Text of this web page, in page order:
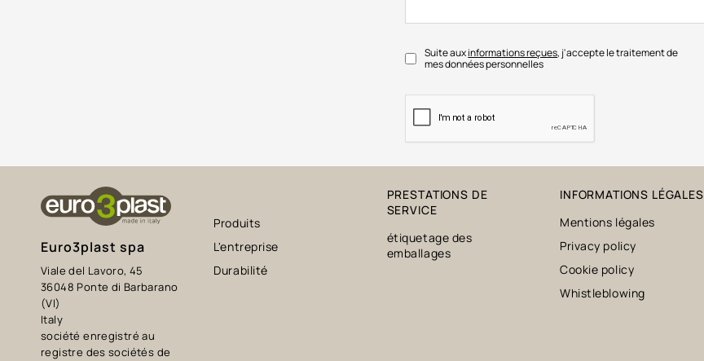
Suite auxinformations reçues, j'accepte le traitement de
mes données personnelles
Euro3plast spa
Viale del Lavoro, 45
36048 Ponte di Barbarano
(VI)
Italy
société enregistré au
registre des sociétés de
Produits
L'entreprise
Durabilité
PRESTATIONS DE
SERVICE
étiquetage des
emballages
INFORMATIONS LÉGALES
Mentions légales
Privacy policy
Cookie policy
Whistleblowing